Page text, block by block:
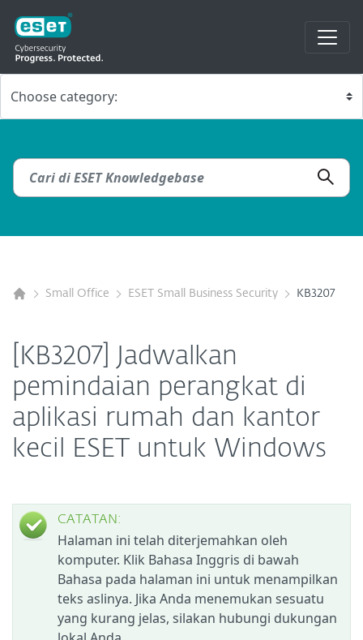
Small Office ESET Small Business Security KB3207
[KB3207] Jadwalkan
pemindaian perangkat di
aplikasi rumah dan kantor
kecil ESET untuk Windows
CATATAN:
Halaman ini telah diterjemahkan oleh
komputer. Klik Bahasa Inggris di bawah
Bahasa pada halaman ini untuk menampilkan
teks aslinya. Jika Anda menemukan sesuatu
yang kurang jelas, silakan hubungi dukungan